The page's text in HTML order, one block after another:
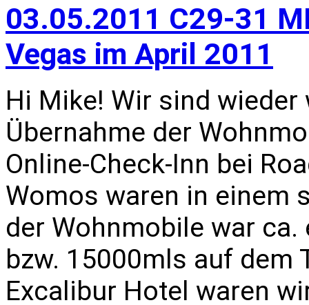
03.05.2011 C29-31
Vegas im April 2011
Hi Mike! Wir sind
Übernahme der
Online-Check-Inn bei
Womos waren in einem
der Wohnmobile war
bzw. 15000mls auf dem
Excalibur Hotel waren